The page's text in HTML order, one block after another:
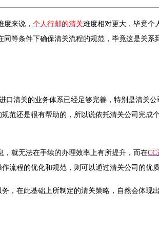
来说， 个人行邮的清关难度相对更大，毕竟个
等条件下确保清关流程的规范，毕竟这是关系
清关的业务体系已经足够完善，特别是清关
范还是很有帮助的，所以说依托清关公司完成
就无法在手续的办理效率上有所提升，而在
流程的优化和规范，则可以通过清关公司的优质
，在此基础上所制定的清关策略，自然会体现